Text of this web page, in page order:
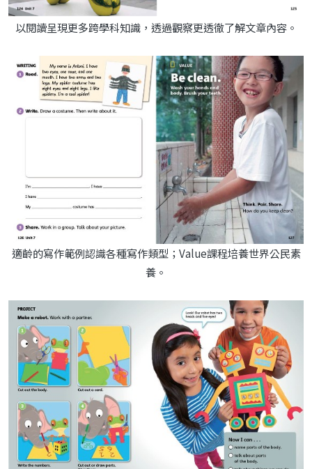
以閱讀呈現更多跨學科知識，透過觀察更透徹了解文章內容。
適齡的寫作範例認識各種寫作類型；Value課程培養世界公民素
養。